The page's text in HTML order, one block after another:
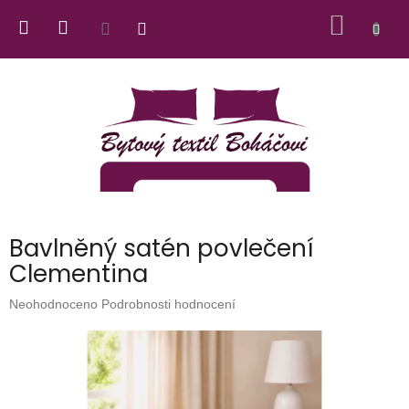
Bavlněný satén povlečení
Clementina
Průměrné
Neohodnoceno Podrobnosti hodnocení